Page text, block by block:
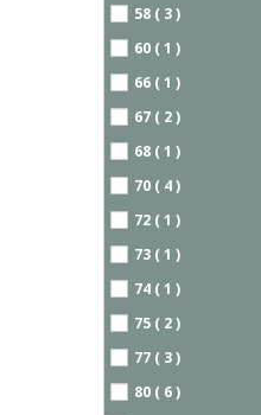
58 ( 3 )
60 ( 1 )
66 ( 1 )
67 ( 2 )
68 ( 1 )
70 ( 4 )
72 ( 1 )
73 ( 1 )
74 ( 1 )
75 ( 2 )
77 ( 3 )
80 ( 6 )